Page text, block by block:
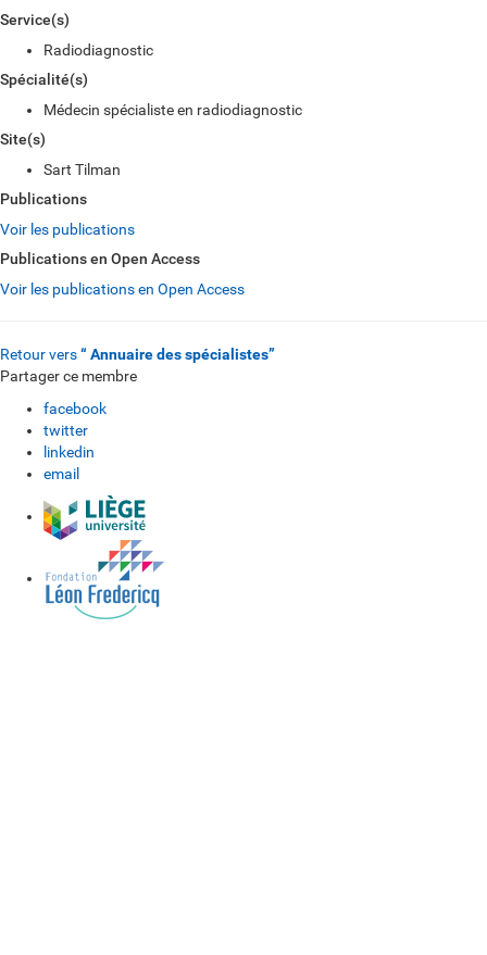
Service(s)
Radiodiagnostic
Spécialité(s)
Médecin spécialiste en radiodiagnostic
Site(s)
Sart Tilman
Publications
Voir les publications
Publications en Open Access
Voir les publications en Open Access
Retour vers“ Annuaire des spécialistes”
Partager ce membre
facebook
twitter
linkedin
email